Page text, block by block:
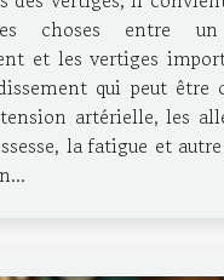
choses entre un
et les vertiges
qui peut être
artérielle, les
la fatigue et